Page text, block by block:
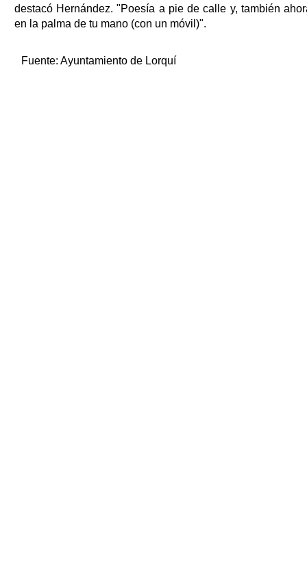
destacó Hernández. "Poesía a pie de calle y, también
en la palma de tu mano (con un móvil)".
Fuente: Ayuntamiento de Lorquí